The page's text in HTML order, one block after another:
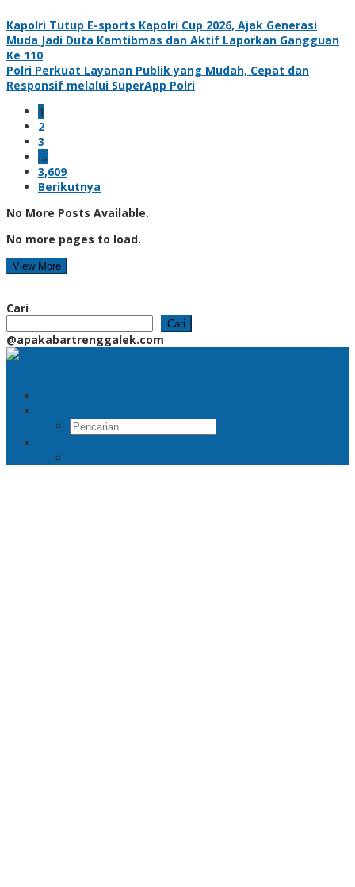
Kapolri Tutup E-sports Kapolri Cup 2026, Ajak Generasi
Muda Jadi Duta Kamtibmas dan Aktif Laporkan Gangguan
Ke 110
Polri Perkuat Layanan Publik yang Mudah, Cepat dan
Responsif melalui SuperApp Polri
1
2
3
…
3,609
Berikutnya
No More Posts Available.
No more pages to load.
View More
Cari
Cari
@apakabartrenggalek.com